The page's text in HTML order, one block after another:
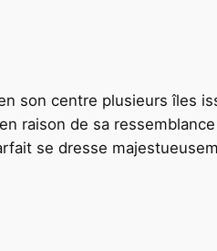
son centre plusieurs îles
raison de sa
se dresse